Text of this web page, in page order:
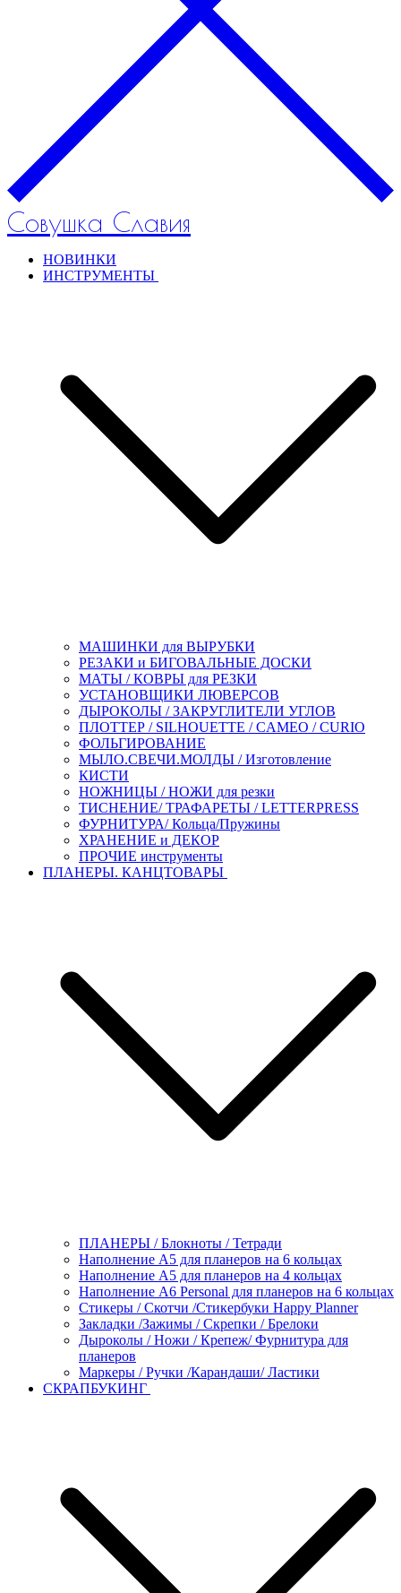
Совушка Славия
НОВИНКИ
ИНСТРУМЕНТЫ
МАШИНКИ для ВЫРУБКИ
РЕЗАКИ и БИГОВАЛЬНЫЕ ДОСКИ
МАТЫ / КОВРЫ для РЕЗКИ
УСТАНОВЩИКИ ЛЮВЕРСОВ
ДЫРОКОЛЫ / ЗАКРУГЛИТЕЛИ УГЛОВ
ПЛОТТЕР / SILHOUETTE / CAMEO / CURIO
ФОЛЬГИРОВАНИЕ
МЫЛО.СВЕЧИ.МОЛДЫ / Изготовление
КИСТИ
НОЖНИЦЫ / НОЖИ для резки
ТИСНЕНИЕ/ ТРАФАРЕТЫ / LETTERPRESS
ФУРНИТУРА/ Кольца/Пружины
ХРАНЕНИЕ и ДЕКОР
ПРОЧИЕ инструменты
ПЛАНЕРЫ. КАНЦТОВАРЫ
ПЛАНЕРЫ / Блокноты / Тетради
Наполнение А5 для планеров на 6 кольцах
Наполнение А5 для планеров на 4 кольцах
Наполнение А6 Personal для планеров на 6 кольцах
Стикеры / Скотчи /Стикербуки Happy Planner
Закладки /Зажимы / Скрепки / Брелоки
Дыроколы / Ножи / Крепеж/ Фурнитура для
планеров
Маркеры / Ручки /Карандаши/ Ластики
СКРАПБУКИНГ